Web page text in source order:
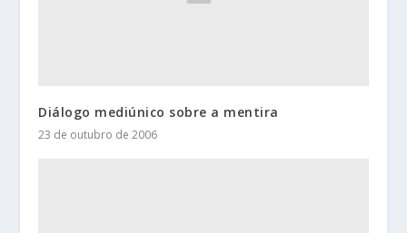
Diálogo mediúnico sobre a mentira
23 de outubro de 2006